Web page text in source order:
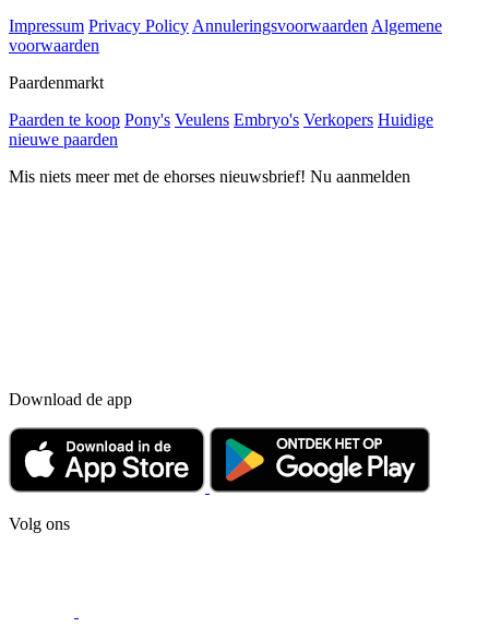
Impressum Privacy PolicyAnnuleringsvoorwaardenAlgemene
voorwaarden
Paardenmarkt
Paarden te koop Pony's Veulens Embryo's Verkopers Huidige
nieuwe paarden
Mis niets meer met de ehorses nieuwsbrief! Nu aanmelden
Download de app
Volg ons